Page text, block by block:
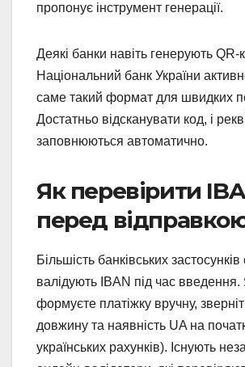
пропонує інструмент генерації.
Деякі банки навіть генерують
Національний банк України
саме такий формат для швидких
Достатньо відсканувати код, і
заповнюються автоматично.
Як перевірити
перед
Більшість банківських застосунків
валідують IBAN під час
формуєте платіжку вручну,
довжину та наявність UA на
українських рахунків). Існують